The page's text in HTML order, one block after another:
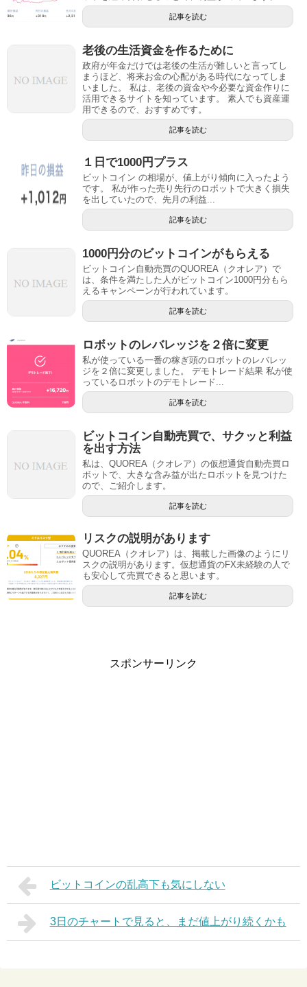
記事を読む
老後の生活資金を作るために
政府が年金だけでは老後の生活が難しいと言ってし
まうほど、将来お金の心配がある時代になってしま
いました。 私は、老後の資金や今必要な資金作りに
活用できるサイトを知っています。 素人でも資産運
用できるので、おすすめです。
記事を読む
１日で1000円プラス
ビットコイン の相場が、値上がり傾向に入ったよう
です。 私が作った売り先行のロボットで大きく損失
を出していたので、先月の利益...
記事を読む
1000円分のビットコインがもらえる
ビットコイン自動売買のQUOREA（クオレア）で
は、条件を満たした人がビットコイン1000円分もら
えるキャンペーンが行われています。
記事を読む
ロボットのレバレッジを２倍に変更
私が使っている一番の稼ぎ頭のロボットのレバレッ
ジを２倍に変更しました。 デモトレード結果 私が使
っているロボットのデモトレード...
記事を読む
ビットコイン自動売買で、サクッと利益
を出す方法
私は、QUOREA（クオレア）の仮想通貨自動売買ロ
ボットで、大きな含み益が出たロボットを見つけた
ので、ご紹介します。
記事を読む
リスクの説明があります
QUOREA（クオレア）は、掲載した画像のようにリ
スクの説明があります。仮想通貨のFX未経験の人で
も安心して売買できると思います。
記事を読む
スポンサーリンク
ビットコインの乱高下も気にしない
3日のチャートで見ると、まだ値上がり続くかも